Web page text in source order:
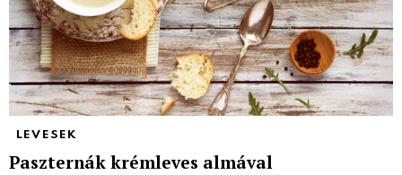
LEVESEK
Paszternák krémleves almával